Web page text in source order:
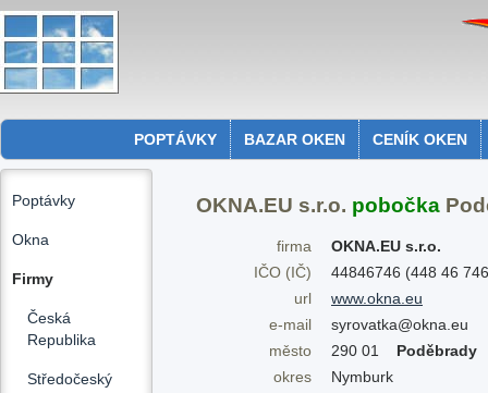
POPTÁVKY BAZAR OKEN CENÍK OKEN
Poptávky
Okna
Firmy
Česká
Republika
Středočeský
OKNA.EU s.r.o. pobočka
firma
OKNA.EU s.r.o.
IČO (IČ)
44846746 (448 46
url
www.okna.eu
e-mail
syrovatka@okna.eu
město
290 01 Poděbrady
okres
Nymburk